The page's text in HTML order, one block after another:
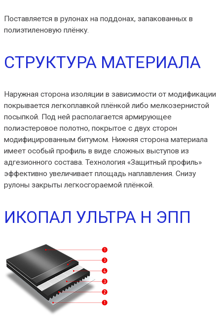
Поставляется в рулонах на поддонах, запакованных в
полиэтиленовую плёнку.
СТРУКТУРА МАТЕРИАЛА
Наружная сторона изоляции в зависимости от модификации
покрывается легкоплавкой плёнкой либо мелкозернистой
посыпкой. Под ней располагается армирующее
полиэстеровое полотно, покрытое с двух сторон
модифицированным битумом. Нижняя сторона материала
имеет особый профиль в виде сложных выступов из
адгезионного состава. Технология «Защитный профиль»
эффективно увеличивает площадь наплавления. Снизу
рулоны закрыты легкосгораемой плёнкой.
ИКОПАЛ УЛЬТРА Н ЭПП